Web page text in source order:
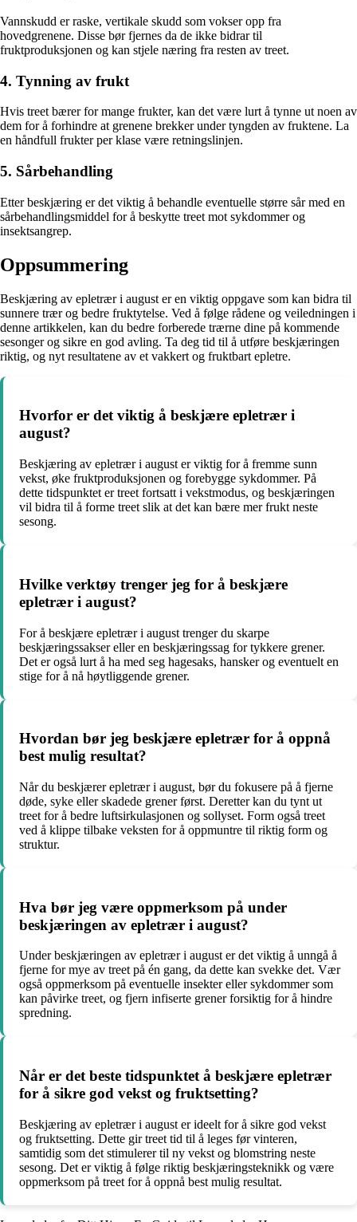
Vannskudd er raske, vertikale skudd som vokser opp fra
hovedgrenene. Disse bør fjernes da de ikke bidrar til
fruktproduksjonen og kan stjele næring fra resten av treet.
4. Tynning av frukt
Hvis treet bærer for mange frukter, kan det være lurt å tynne ut noen av
dem for å forhindre at grenene brekker under tyngden av fruktene. La
en håndfull frukter per klase være retningslinjen.
5. Sårbehandling
Etter beskjæring er det viktig å behandle eventuelle større sår med en
sårbehandlingsmiddel for å beskytte treet mot sykdommer og
insektsangrep.
Oppsummering
Beskjæring av epletrær i august er en viktig oppgave som kan bidra til
sunnere trær og bedre fruktytelse. Ved å følge rådene og veiledningen i
denne artikkelen, kan du bedre forberede trærne dine på kommende
sesonger og sikre en god avling. Ta deg tid til å utføre beskjæringen
riktig, og nyt resultatene av et vakkert og fruktbart epletre.
Hvorfor er det viktig å beskjære epletrær i
august?
Beskjæring av epletrær i august er viktig for å fremme sunn
vekst, øke fruktproduksjonen og forebygge sykdommer. På
dette tidspunktet er treet fortsatt i vekstmodus, og beskjæringen
vil bidra til å forme treet slik at det kan bære mer frukt neste
sesong.
Hvilke verktøy trenger jeg for å beskjære
epletrær i august?
For å beskjære epletrær i august trenger du skarpe
beskjæringssakser eller en beskjæringssag for tykkere grener.
Det er også lurt å ha med seg hagesaks, hansker og eventuelt en
stige for å nå høytliggende grener.
Hvordan bør jeg beskjære epletrær for å oppnå
best mulig resultat?
Når du beskjærer epletrær i august, bør du fokusere på å fjerne
døde, syke eller skadede grener først. Deretter kan du tynt ut
treet for å bedre luftsirkulasjonen og sollyset. Form også treet
ved å klippe tilbake veksten for å oppmuntre til riktig form og
struktur.
Hva bør jeg være oppmerksom på under
beskjæringen av epletrær i august?
Under beskjæringen av epletrær i august er det viktig å unngå å
fjerne for mye av treet på én gang, da dette kan svekke det. Vær
også oppmerksom på eventuelle insekter eller sykdommer som
kan påvirke treet, og fjern infiserte grener forsiktig for å hindre
spredning.
Når er det beste tidspunktet å beskjære epletrær
for å sikre god vekst og fruktsetting?
Beskjæring av epletrær i august er ideelt for å sikre god vekst
og fruktsetting. Dette gir treet tid til å leges før vinteren,
samtidig som det stimulerer til ny vekst og blomstring neste
sesong. Det er viktig å følge riktig beskjæringsteknikk og være
oppmerksom på treet for å oppnå best mulig resultat.